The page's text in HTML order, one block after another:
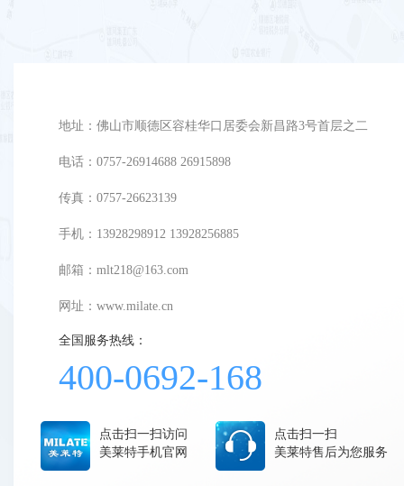
地址：佛山市顺德区容桂华口居委会新昌路3号首层之二
电话：0757-26914688 26915898
传真：0757-26623139
手机：13928298912 13928256885
邮箱：mlt218@163.com
网址： www.milate.cn
全国服务热线：
400-0692-168
点击扫一扫访问
美莱特手机官网
点击扫一扫
美莱特售后为您服务